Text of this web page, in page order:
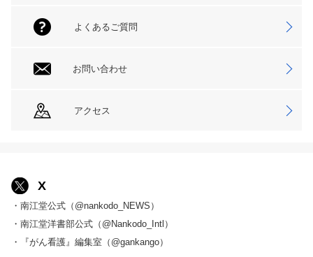
よくあるご質問
お問い合わせ
アクセス
X
・南江堂公式（@nankodo_NEWS）
・南江堂洋書部公式（@Nankodo_Intl）
・『がん看護』編集室（@gankango）